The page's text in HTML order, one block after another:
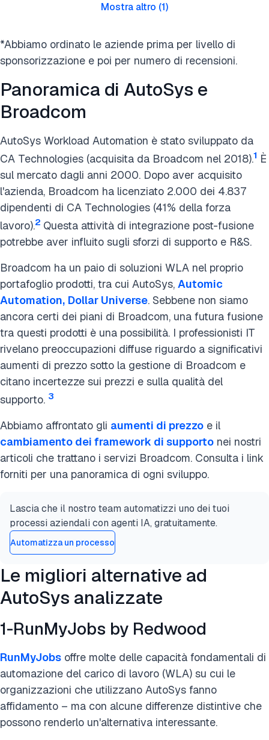
Mostra altro (1)
*Abbiamo ordinato le aziende prima per livello di
sponsorizzazione e poi per numero di recensioni.
Panoramica di AutoSys e
Broadcom
AutoSys Workload Automation è stato sviluppato da
CA Technologies (acquisita da Broadcom nel 2018).1 È
sul mercato dagli anni 2000. Dopo aver acquisito
l'azienda, Broadcom ha licenziato 2.000 dei 4.837
dipendenti di CA Technologies (41% della forza
lavoro).2 Questa attività di integrazione post-fusione
potrebbe aver influito sugli sforzi di supporto e R&S.
Broadcom ha un paio di soluzioni WLA nel proprio
portafoglio prodotti, tra cui AutoSys, Automic
Automation, Dollar Universe. Sebbene non siamo
ancora certi dei piani di Broadcom, una futura fusione
tra questi prodotti è una possibilità. I professionisti IT
rivelano preoccupazioni diffuse riguardo a significativi
aumenti di prezzo sotto la gestione di Broadcom e
citano incertezze sui prezzi e sulla qualità del
supporto. 3
Abbiamo affrontato gli aumenti di prezzo e il
cambiamento dei framework di supporto nei nostri
articoli che trattano i servizi Broadcom. Consulta i link
forniti per una panoramica di ogni sviluppo.
Lascia che il nostro team automatizzi uno dei tuoi
processi aziendali con agenti IA, gratuitamente.
Automatizza un processo
Le migliori alternative ad
AutoSys analizzate
1-RunMyJobs by Redwood
RunMyJobs offre molte delle capacità fondamentali di
automazione del carico di lavoro (WLA) su cui le
organizzazioni che utilizzano AutoSys fanno
affidamento – ma con alcune differenze distintive che
possono renderlo un'alternativa interessante.